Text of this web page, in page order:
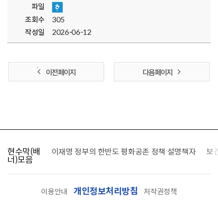
파일
조회수
305
작성일
2026-06-12
이전 페이지 다음 페이지
현수막(배
너)모음
찾습니다 이재명 정부의 한반도 평화공존 정책 설명책자 보
이용안내 개인정보처리방침 저작권정책